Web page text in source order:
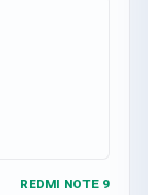
REDMI NOTE 9